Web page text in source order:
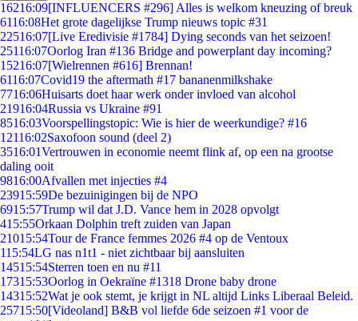
16216:09[INFLUENCERS #296] Alles is welkom kneuzing of breuk
6116:08Het grote dagelijkse Trump nieuws topic #31
22516:07[Live Eredivisie #1784] Dying seconds van het seizoen!
25116:07Oorlog Iran #136 Bridge and powerplant day incoming?
15216:07[Wielrennen #616] Brennan!
6116:07Covid19 the aftermath #17 bananenmilkshake
7716:06Huisarts doet haar werk onder invloed van alcohol
21916:04Russia vs Ukraine #91
8516:03Voorspellingstopic: Wie is hier de weerkundige? #16
12116:02Saxofoon sound (deel 2)
3516:01Vertrouwen in economie neemt flink af, op een na grootse
daling ooit
9816:00Afvallen met injecties #4
23915:59De bezuinigingen bij de NPO
6915:57Trump wil dat J.D. Vance hem in 2028 opvolgt
415:55Orkaan Dolphin treft zuiden van Japan
21015:54Tour de France femmes 2026 #4 op de Ventoux
115:54LG nas n1t1 - niet zichtbaar bij aansluiten
14515:54Sterren toen en nu #11
17315:53Oorlog in Oekraïne #1318 Drone baby drone
14315:52Wat je ook stemt, je krijgt in NL altijd Links Liberaal Beleid.
25715:50[Videoland] B&B vol liefde 6de seizoen #1 voor de